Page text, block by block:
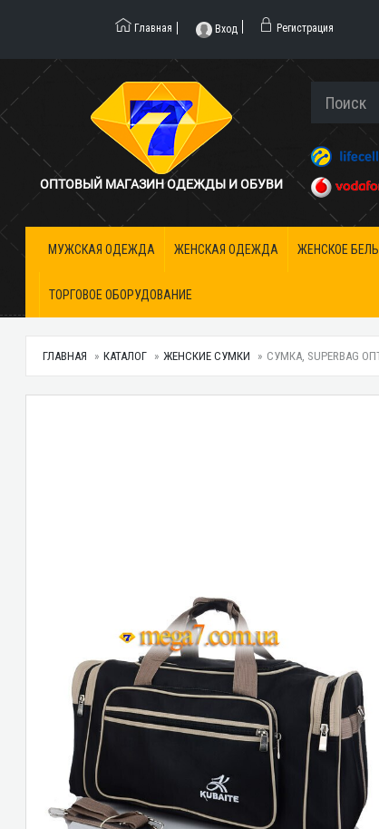
Главная Вход Регистрация
ОПТОВЫЙ МАГАЗИН ОДЕЖДЫ И ОБУВИ
МУЖСКАЯ ОДЕЖДА ЖЕНСКАЯ ОДЕЖДА ЖЕНСКОЕ
ТОРГОВОЕ ОБОРУДОВАНИЕ
ГЛАВНАЯ КАТАЛОГ ЖЕНСКИЕ СУМКИ СУМКА, SUPERBAG